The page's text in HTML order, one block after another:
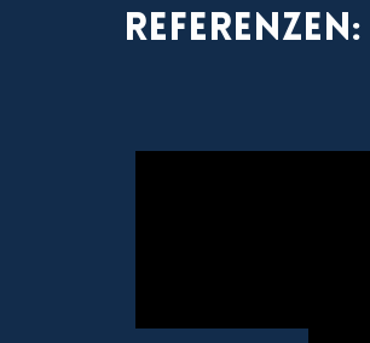
Referenzen: